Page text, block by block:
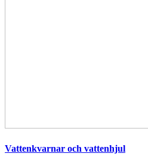
Vattenkvarnar och vattenhjul